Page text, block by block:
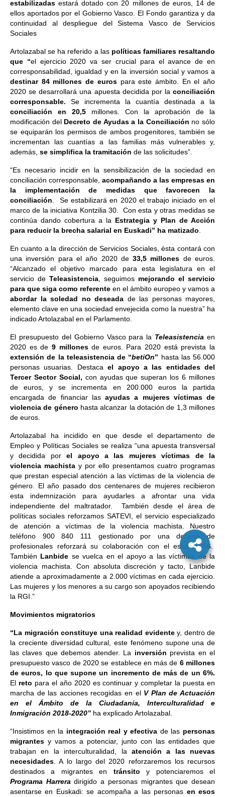
estabilizadas estará dotado con 20 millones de euros, 14 de
ellos aportados por el Gobierno Vasco. El Fondo garantiza y da
continuidad al despliegue del Sistema Vasco de Servicios
Sociales
Artolazabal se ha referido a las políticas familiares resaltando
que “el ejercicio 2020 va ser crucial para el avance de en
corresponsabilidad, igualdad y en la inversión social y vamos a
destinar 84 millones de eurospara este ámbito. En el año
2020 se desarrollará una apuesta decidida por la conciliación
corresponsable. Se incrementa la cuantía destinada a la
conciliación en 20,5 millones. Con la aprobación de la
modificación del Decreto de Ayudas a la Conciliación no sólo
se equiparán los permisos de ambos progenitores, también se
incrementan las cuantías a las familias más vulnerables y,
además, se simplifica la tramitación de las solicitudes”.
“Es necesario incidir en la sensibilización de la sociedad en
conciliación corresponsable, acompañando a las empresas en
la implementación de medidas que favorecen la
conciliación . Se estabilizará en 2020 el trabajo iniciado en el
marco de la iniciativa Kontzilia 30. Con esta y otras medidas se
continúa dando cobertura a la Estrategia y Plan de Acción
para reducir la brecha salarial en Euskadi” ha matizado
En cuanto a la dirección de Servicios Sociales, ésta contará con
una inversión para el año 2020 de33,5 millones de euros.
“Alcanzado el objetivo marcado para esta legislatura en el
servicio de Teleasistencia , seguimos mejorando el servicio
para que siga como referente en el ámbito europeo y vamos a
abordar la soledad no deseada de las personas mayores,
elemento clave en una sociedad envejecida como la nuestra” ha
indicado Artolazabal en el Parlamento.
El presupuesto del Gobierno Vasco para la Teleasistencia en
2020 es de 9 millonesde euros. Para 2020 está prevista la
extensión de la teleasistencia de “betiOn” hasta las 56.000
personas usuarias. Destacael apoyo a las entidades del
Tercer Sector Social, con ayudas que superan los 6 millones
de euros, y se incrementa en 200.000 euros la partida
encargada de financiar las ayudas a mujeres víctimas de
violencia de género hasta alcanzar la dotación de 1,3 millones
de euros.
Artolazabal ha incidido en que desde el departamento de
Empleo y Políticas Sociales se realiza “una apuesta transversal
y decidida porel apoyo a las mujeres víctimas de la
violencia machista y por ello presentamos cuatro programas
que prestan especial atención a las víctimas de la violencia de
género. El año pasado dos centenares de mujeres recibieron
esta indemnización para ayudarles a afrontar una vida
independiente del maltratador. También desde el área de
políticas sociales reforzamos SATEVI, el servicio especializado
de atención a víctimas de la violencia machista. Nuestro
teléfono 900 840 111 gestionado por una decena de
profesionales reforzará su colaboración con el estatal 016.
También Lanbide se vuelca en el apoyo a las víctimas de la
violencia machista. Con absoluta discreción y tacto, Lanbide
atiende a aproximadamente a 2.000 víctimas en cada ejercicio.
Las mujeres y los menores a su cargo son apoyados recibiendo
la RGI.”
Movimientos migratorios
“La migración constituye una realidad evidentey, dentro de
la creciente diversidad cultural, este fenómeno supone una de
las claves que debemos atender. La inversión prevista en el
presupuesto vasco de 2020 se establece en más de 6 millones
de euros, lo que supone un incremento de más de un 6%.
El reto para el año 2020 es continuar y completar la puesta en
marcha de las acciones recogidas en el V Plan de Actuación
en el Ámbito de la Ciudadanía, Interculturalidad e
Inmigración 2018-2020” ha explicado Artolazabal.
“Insistimos en la integración real y efectiva de las personas
migrantes y vamos a potenciar, junto con las entidades que
trabajan en la interculturalidad, la atención a las nuevas
necesidades . A lo largo del 2020 reforzaremos los recursos
destinados a migrantes en tránsito y potenciaremos el
Programa Harrera dirigido a personas migrantes que desean
asentarse en Euskadi: se acompaña a las personas en esos